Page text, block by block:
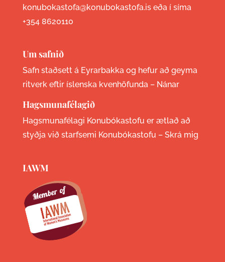
konubokastofa@konubokastofa.is eða í síma
+354 8620110
Um safnið
Safn staðsett á Eyrarbakka og hefur að geyma
ritverk eftir íslenska kvenhöfunda – Nánar
Hagsmunafélagið
Hagsmunafélagi Konubókastofu er ætlað að
styðja við starfsemi Konubókastofu – Skrá mig
IAWM